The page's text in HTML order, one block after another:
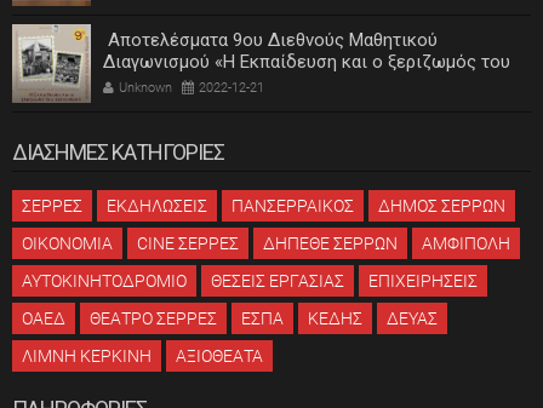
Αποτελέσματα 9ου Διεθνούς Μαθητικού
Διαγωνισμού «Η Εκπαίδευση και ο ξεριζωμός του
ελληνισμού»
Unknown 2022-12-21
ΔΙΑΣΗΜΕΣ ΚΑΤΗΓΟΡΙΕΣ
ΣΕΡΡΕΣ ΕΚΔΗΛΩΣΕΙΣ ΠΑΝΣΕΡΡΑΙΚΟΣ
ΔΗΜΟΣ ΣΕΡΡΩΝ
ΟΙΚΟΝΟΜΙΑ
CINE ΣΕΡΡΕΣ ΔΗΠΕΘΕ ΣΕΡΡΩΝ
ΑΜΦΙΠΟΛΗ
ΑΥΤΟΚΙΝΗΤΟΔΡΟΜΙΟ
ΘΕΣΕΙΣ ΕΡΓΑΣΙΑΣ
ΕΠΙΧΕΙΡΗΣΕΙΣ
ΟΑΕΔ
ΘΕΑΤΡΟ ΣΕΡΡΕΣ ΕΣΠΑ ΚΕΔΗΣ
ΔΕΥΑΣ
ΛΙΜΝΗ ΚΕΡΚΙΝΗ
ΑΞΙΟΘΕΑΤΑ